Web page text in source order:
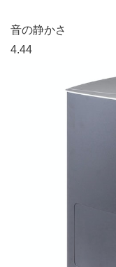
音の静かさ
4.44